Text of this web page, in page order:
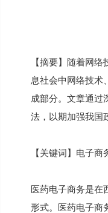
【摘要】随着网
息社会中网络技术
成部分。文章通过
法，以期加强我国
【关键词】电子
医药电子商务是在
形式。医药电子商